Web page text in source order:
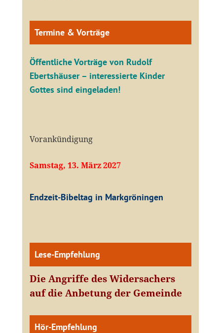
Termine & Vorträge
Öffentliche Vorträge von Rudolf
Ebertshäuser – interessierte Kinder
Gottes sind eingeladen!
Vorankündigung
Samstag, 13. März 2027
Endzeit-Bibeltag in Markgröningen
Lese-Empfehlung
Die Angriffe des Widersachers
auf die Anbetung der Gemeinde
Hör-Empfehlung